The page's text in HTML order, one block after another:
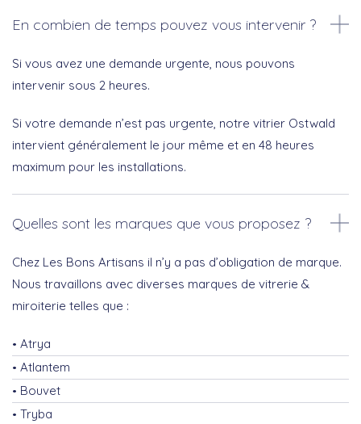
En combien de temps pouvez vous intervenir ?
Si vous avez une demande urgente, nous pouvons
intervenir sous 2 heures.
Si votre demande n’est pas urgente, notre vitrier Ostwald
intervient généralement le jour même et en 48 heures
maximum pour les installations.
Quelles sont les marques que vous proposez ?
Chez Les Bons Artisans il n’y a pas d’obligation de marque.
Nous travaillons avec diverses marques de vitrerie &
miroiterie telles que :
Atrya
Atlantem
Bouvet
Tryba